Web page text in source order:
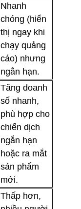
Nhanh
chóng (hiển
thị ngay khi
chạy quảng
cáo) nhưng
ngắn hạn.
Tăng doanh
số nhanh,
phù hợp cho
chiến dịch
ngắn hạn
hoặc ra mắt
sản phẩm
mới.
Thấp hơn,